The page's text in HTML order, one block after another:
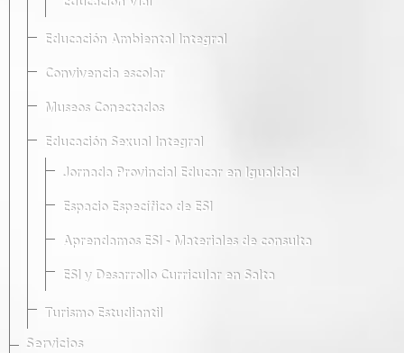
Educación Ambiental Integral
Convivencia escolar
Museos Conectados
Educación Sexual Integral
Jornada Provincial Educar en Igualdad
Espacio Específico de ESI
Aprendamos ESI - Materiales de consulta
ESI y Desarrollo Curricular en Salta
Turismo Estudiantil
Servicios